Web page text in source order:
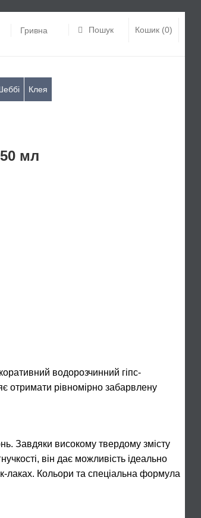
Гривна Пошук Кошик (0)
Клея
мл
водорозчинний гіпс-
отримати рівномірно забарвлену
Завдяки високому твердому змісту
він дає можливість ідеально
лаках. Кольори та спеціальна формула